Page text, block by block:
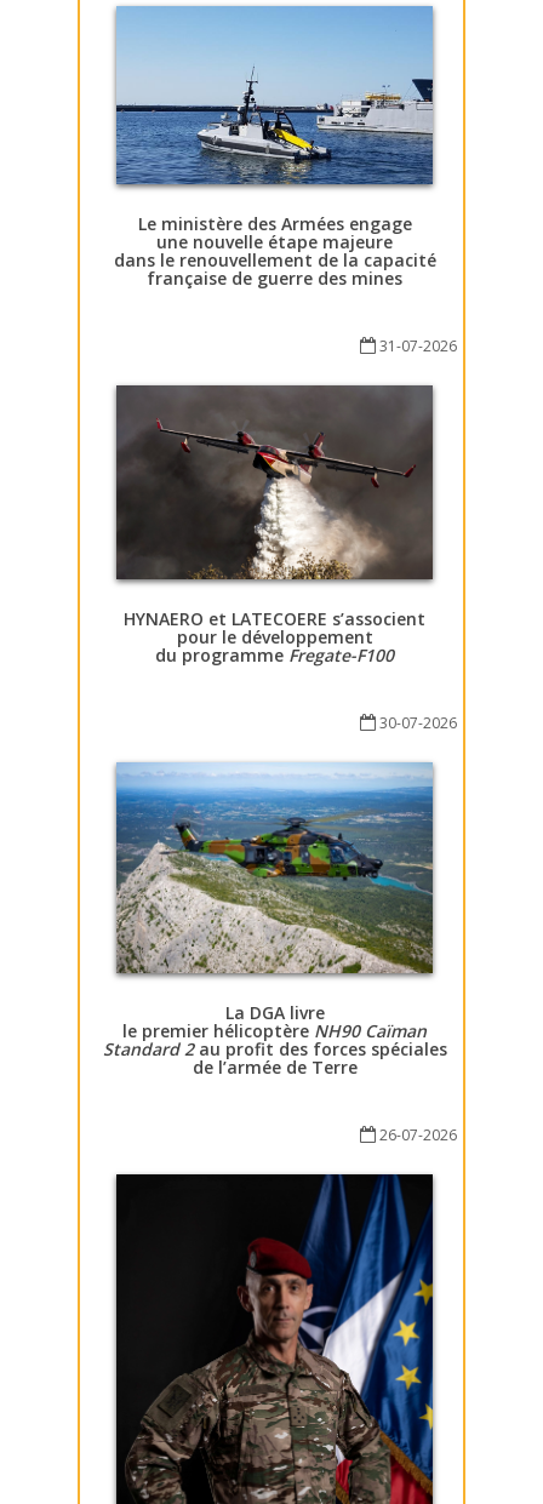
Le ministère des Armées engage
une nouvelle étape majeure
dans le renouvellement de la capacité
française de guerre des mines
31-07-2026
HYNAERO et LATECOERE s’associent
pour le développement
du programme Fregate-F100
30-07-2026
La DGA livre
le premier hélicoptère NH90 Caïman
Standard 2au profit des forces spéciales
de l’armée de Terre
26-07-2026